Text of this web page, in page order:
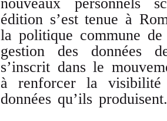
édition s’est tenue à
la politique commune de
gestion des données
s’inscrit dans le
à renforcer la visibilité
données qu’ils produisent.